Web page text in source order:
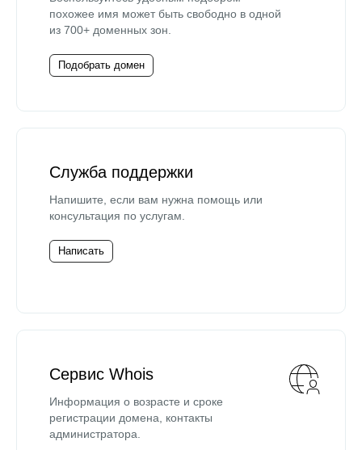
похожее имя может быть свободно в одной
из 700+ доменных зон.
Подобрать домен
Служба поддержки
Напишите, если вам нужна помощь или
консультация по услугам.
Написать
Сервис Whois
Информация о возрасте и сроке
регистрации домена, контакты
администратора.